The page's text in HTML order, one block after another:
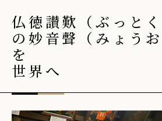
仏徳讃歎（ぶっとく
の妙音聲（みょう
を
世界へ